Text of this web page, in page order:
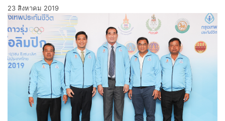
23 สิงหาคม 2019